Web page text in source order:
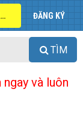
ĐĂNG NHẬP ĐĂNG KÝ
TÌM
và luôn